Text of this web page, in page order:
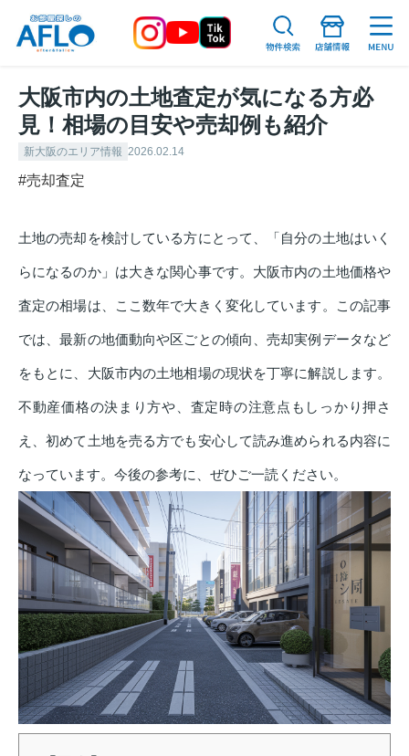
大阪市内の土地査定が気になる方必
見！相場の目安や売却例も紹介
新大阪のエリア情報 2026.02.14
#売却査定
土地の売却を検討している方にとって、「自分の土地はいく
らになるのか」は大きな関心事です。大阪市内の土地価格や
査定の相場は、ここ数年で大きく変化しています。この記事
では、最新の地価動向や区ごとの傾向、売却実例データなど
をもとに、大阪市内の土地相場の現状を丁寧に解説します。
不動産価格の決まり方や、査定時の注意点もしっかり押さ
え、初めて土地を売る方でも安心して読み進められる内容に
なっています。今後の参考に、ぜひご一読ください。